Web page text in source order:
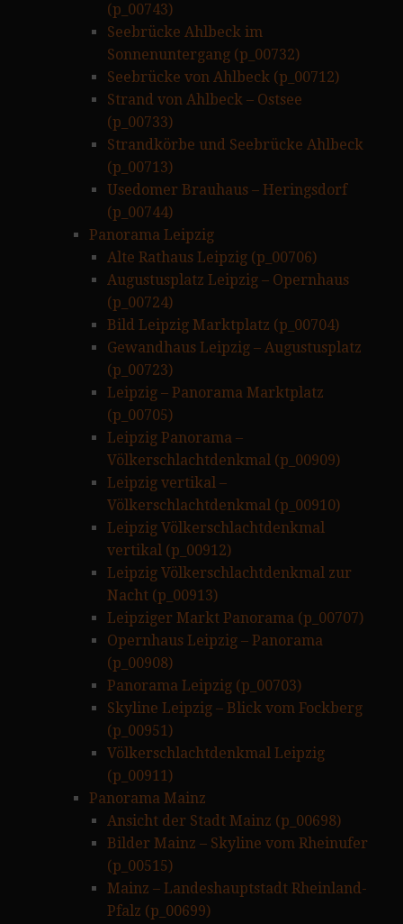
(p_00743)
Seebrücke Ahlbeck im
Sonnenuntergang (p_00732)
Seebrücke von Ahlbeck (p_00712)
Strand von Ahlbeck – Ostsee
(p_00733)
Strandkörbe und Seebrücke Ahlbeck
(p_00713)
Usedomer Brauhaus – Heringsdorf
(p_00744)
Panorama Leipzig
Alte Rathaus Leipzig (p_00706)
Augustusplatz Leipzig – Opernhaus
(p_00724)
Bild Leipzig Marktplatz (p_00704)
Gewandhaus Leipzig – Augustusplatz
(p_00723)
Leipzig – Panorama Marktplatz
(p_00705)
Leipzig Panorama –
Völkerschlachtdenkmal (p_00909)
Leipzig vertikal –
Völkerschlachtdenkmal (p_00910)
Leipzig Völkerschlachtdenkmal
vertikal (p_00912)
Leipzig Völkerschlachtdenkmal zur
Nacht (p_00913)
Leipziger Markt Panorama (p_00707)
Opernhaus Leipzig – Panorama
(p_00908)
Panorama Leipzig (p_00703)
Skyline Leipzig – Blick vom Fockberg
(p_00951)
Völkerschlachtdenkmal Leipzig
(p_00911)
Panorama Mainz
Ansicht der Stadt Mainz (p_00698)
Bilder Mainz – Skyline vom Rheinufer
(p_00515)
Mainz – Landeshauptstadt Rheinland-
Pfalz (p_00699)